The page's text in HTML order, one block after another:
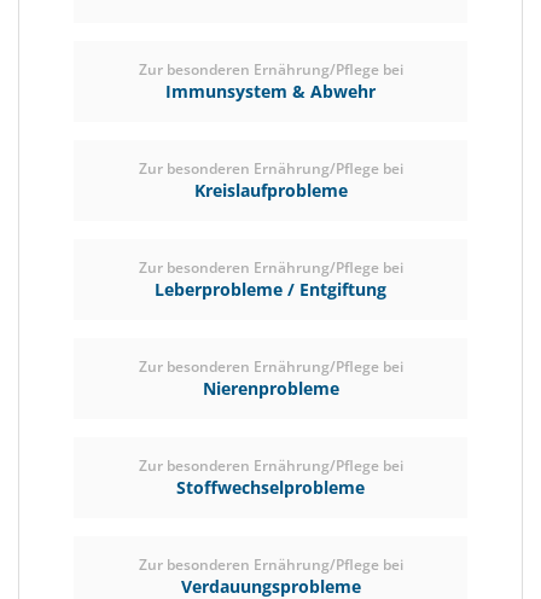
Zur besonderen Ernährung/Pflege bei
Immunsystem & Abwehr
Zur besonderen Ernährung/Pflege bei
Kreislaufprobleme
Zur besonderen Ernährung/Pflege bei
Leberprobleme / Entgiftung
Zur besonderen Ernährung/Pflege bei
Nierenprobleme
Zur besonderen Ernährung/Pflege bei
Stoffwechselprobleme
Zur besonderen Ernährung/Pflege bei
Verdauungsprobleme